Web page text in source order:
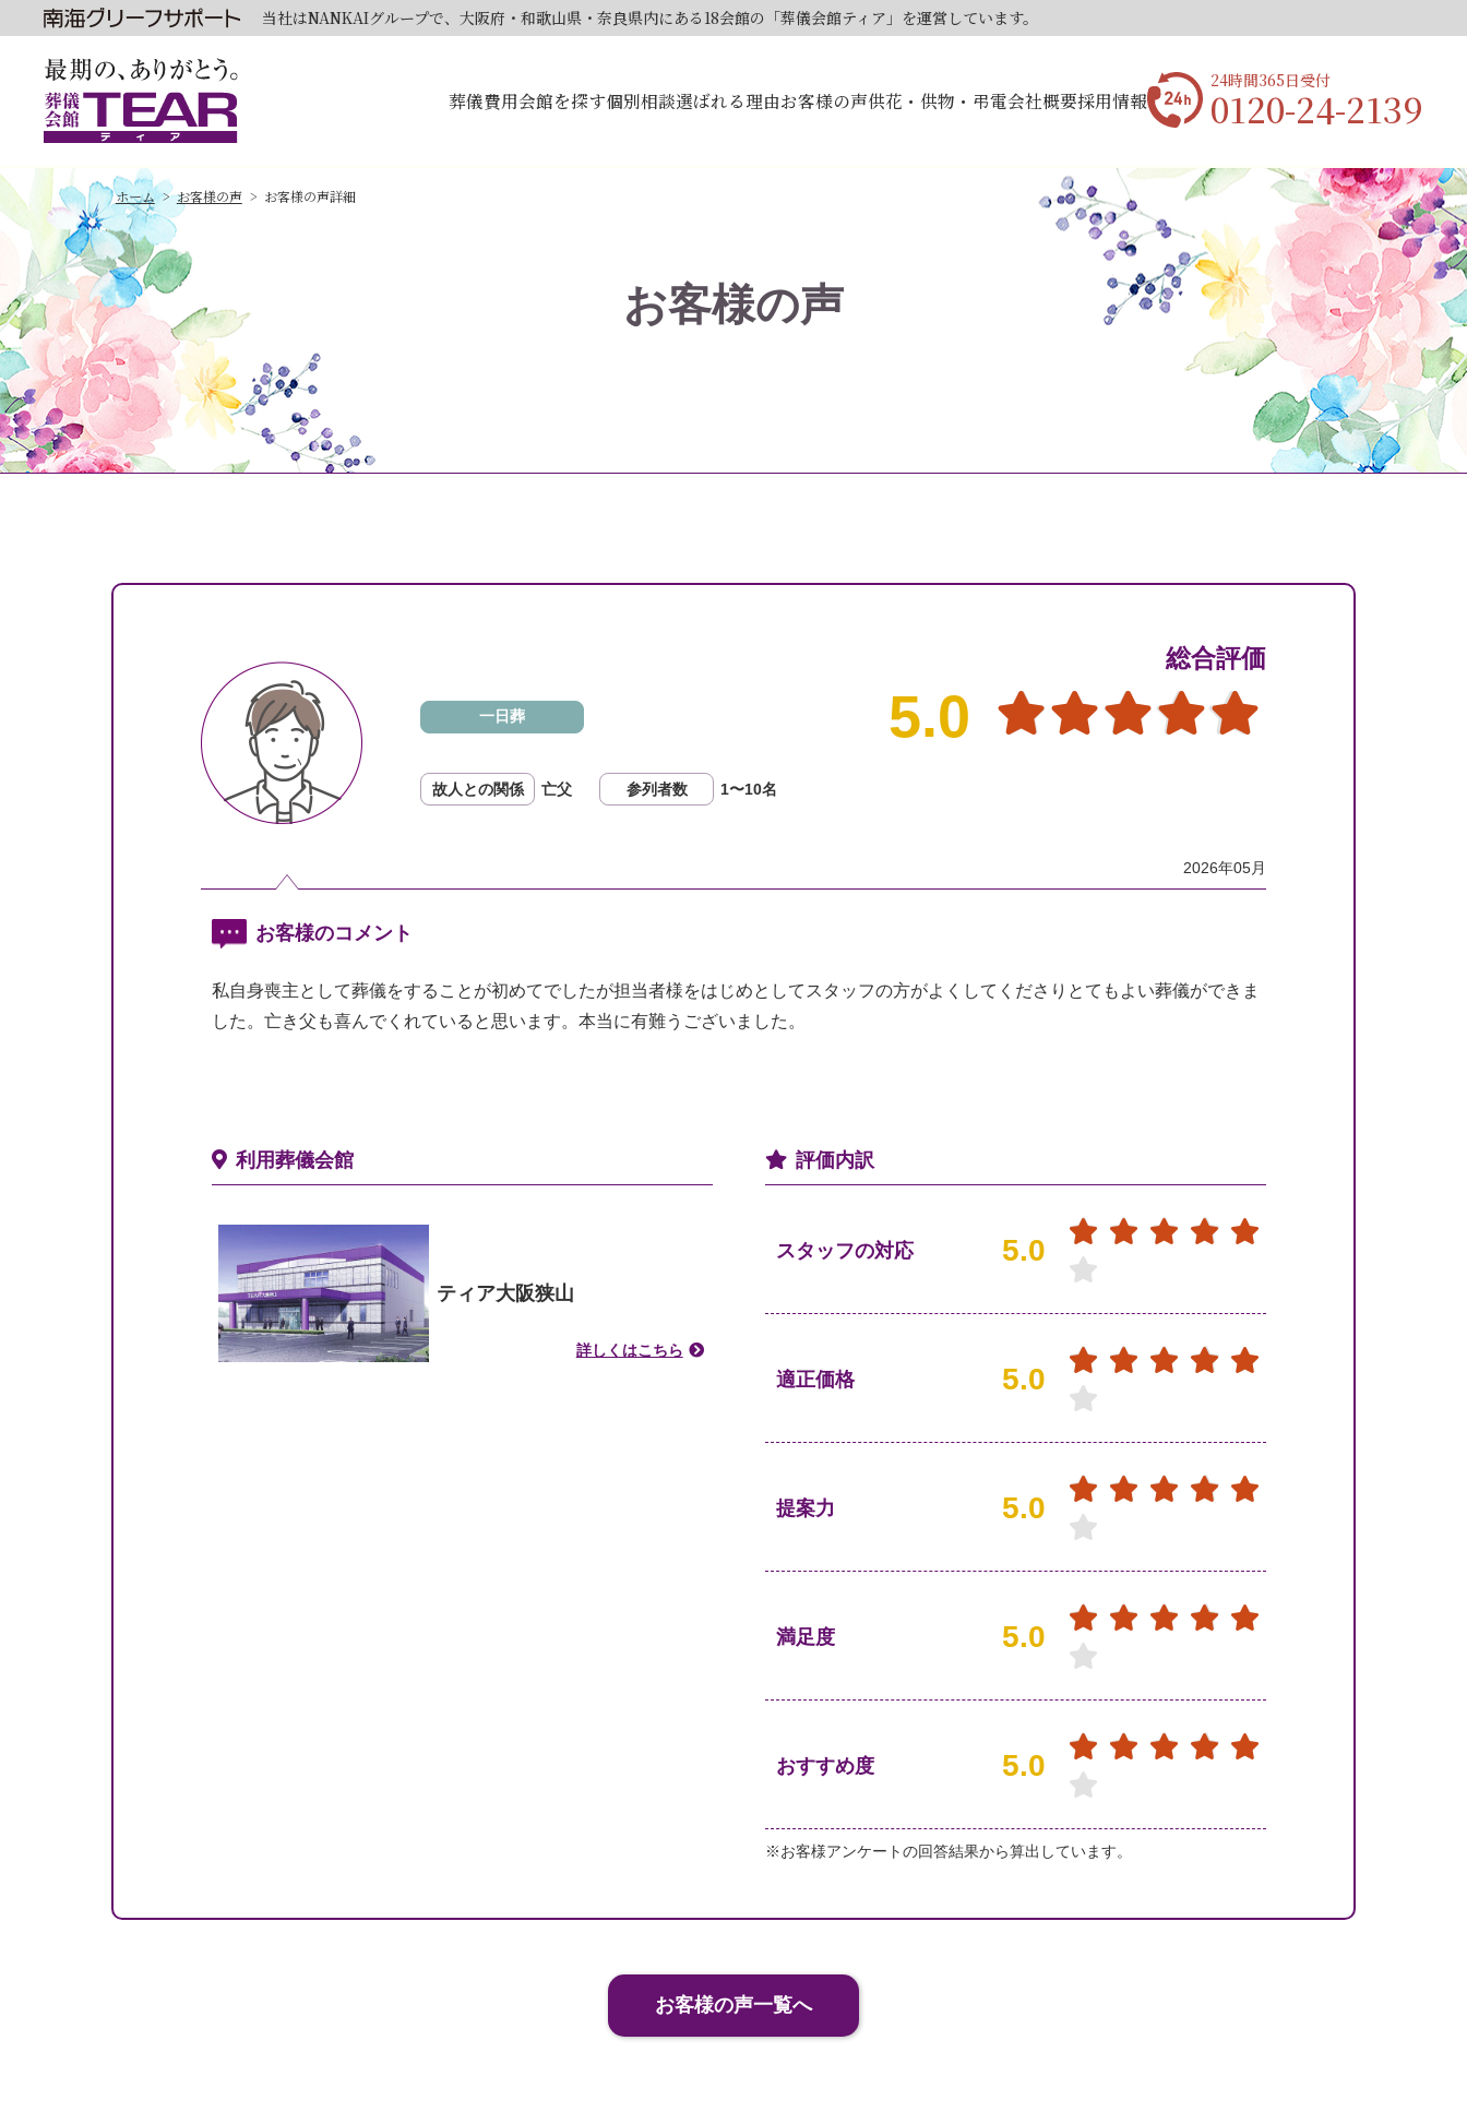
当社はNANKAIグループで、大阪府・和歌山県・奈良県内にある18会館の「葬儀会館ティア」を運営しています。
葬儀費用会館を探す個別相談選ばれる理由お客様の声供花・供物・弔電会社概要採用情報
24時間365日受付
0120-24-2139
ホーム お客様の声 お客様の声詳細
お客様の声
総合評価
一日葬 5.0
故人との関係 亡父 参列者数 1〜10名
2026年05月
お客様のコメント
私自身喪主として葬儀をすることが初めてでしたが担当者様をはじめとしてスタッフの方がよくしてくださりとてもよい葬儀ができま
した。亡き父も喜んでくれていると思います。本当に有難うございました。
利用葬儀会館
ティア大阪狭山
詳しくはこちら
評価内訳
スタッフの対応 5.0
適正価格 5.0
提案力 5.0
満足度 5.0
おすすめ度 5.0
※お客様アンケートの回答結果から算出しています。
お客様の声一覧へ